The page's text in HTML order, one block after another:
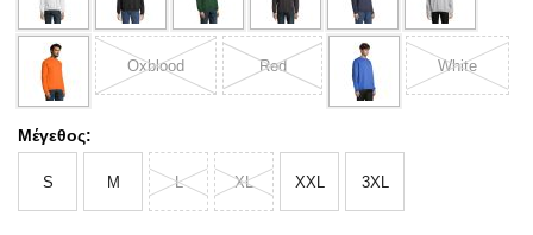
Oxblood Red White
Μέγεθος:
S M L XL XXL 3XL